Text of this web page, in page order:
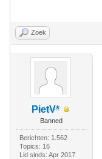
Zoek
PietV*
Banned
Berichten: 1.562
Topics: 16
Lid sinds: Apr 2017